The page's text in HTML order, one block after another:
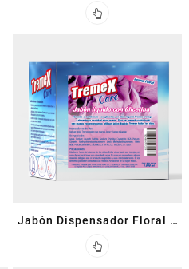
Glicerina 5 L
Jabón Dispensador Floral 1
L